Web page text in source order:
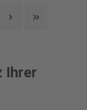
Ihrer